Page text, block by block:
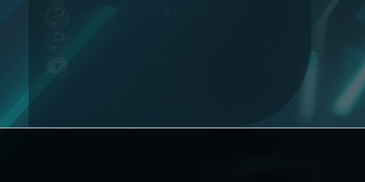
Les métiers de la Blockchain